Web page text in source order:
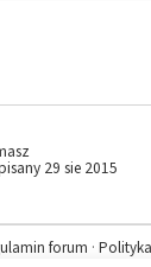
29 sie 2015
forum ·